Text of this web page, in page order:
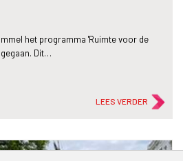
het programma 'Ruimte voor de
Dit…
LEES VERDER